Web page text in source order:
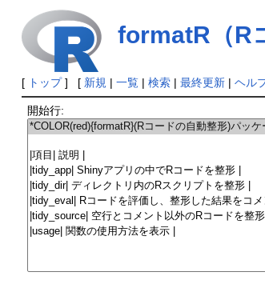
formatR（R
[ トップ] [ 新規 | 一覧| 検索| 最終更新| ヘル
開始行: